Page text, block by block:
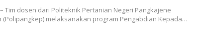
Tim dosen dari Politeknik Pertanian Negeri Pangkajene
(Polipangkep) melaksanakan program Pengabdian Kepada…